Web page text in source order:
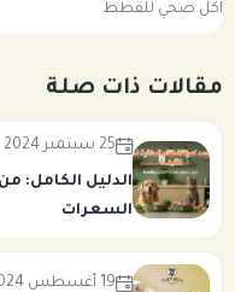
اكل صحي للقطط
مقالات ذات صلة
25 سبتمبر 2024
الدليل الكامل:
السعرات
19 أغسطس 2024